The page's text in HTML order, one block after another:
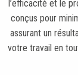
l’efficacité et le
conçus pour
assurant un
votre travail en